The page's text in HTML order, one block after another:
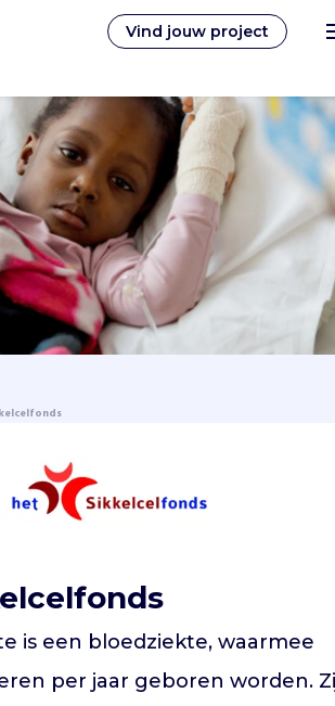
Vind jouw project
Vind jouw project
is een bloedziekte, waarmee
per jaar geboren worden.